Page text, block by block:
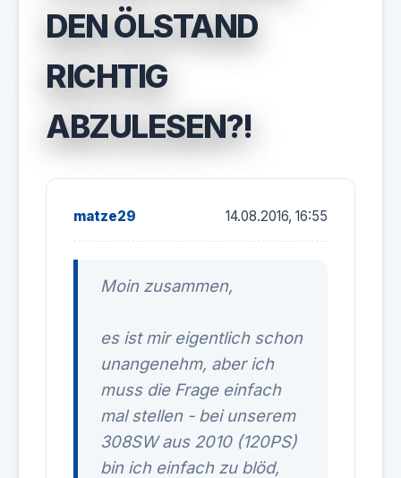
DEN ÖLSTAND
RICHTIG
ABZULESEN?!
matze29 14.08.2016, 16:55
Moin zusammen,
es ist mir eigentlich schon
unangenehm, aber ich
muss die Frage einfach
mal stellen - bei unserem
308SW aus 2010 (120PS)
bin ich einfach zu blöd,